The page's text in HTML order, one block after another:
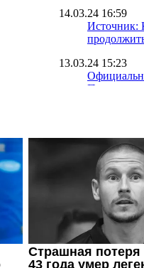
14.03.24 16:59
Источник:
13.03.24 15:23
Петряк –
вингера
11.03.24 19:58
Карпаты
Шахтера